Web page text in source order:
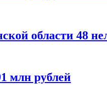
области 48
млн рублей